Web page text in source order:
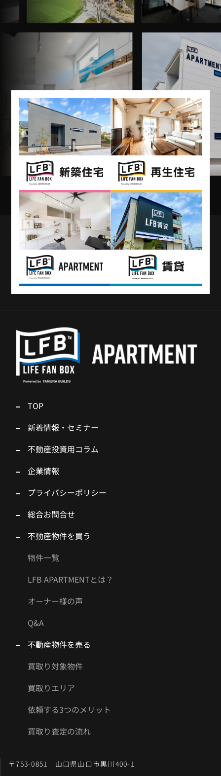
TOP
新着情報・セミナー
不動産投資用コラム
企業情報
プライバシーポリシー
総合お問合せ
不動産物件を買う
物件一覧
LFB APARTMENTとは？
オーナー様の声
Q&A
不動産物件を売る
買取り対象物件
買取りエリア
依頼する3つのメリット
買取り査定の流れ
〒753-0851 山口県山口市黒川400-1